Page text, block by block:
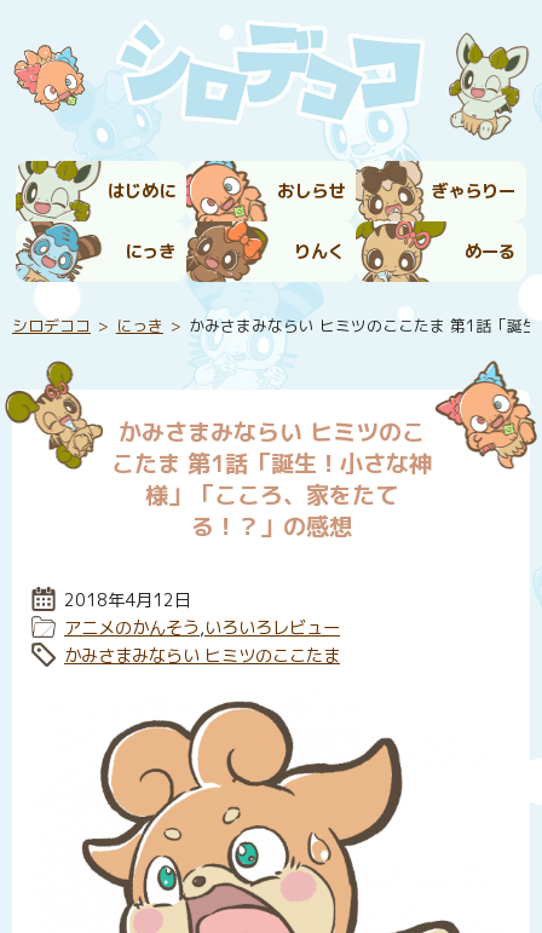
はじめに おしらせ ぎゃらりー
にっき りんく めーる
シロデココ にっき かみさまみならい ヒミツのここたま 第1話「誕
かみさまみならい ヒミツのこ
こたま 第1話「誕生！小さな神
様」「こころ、家をたて
る！？」の感想
投稿日:
2018年4月12日
カテゴリー:
アニメのかんそう,いろいろレビュー
タグ:
かみさまみならい ヒミツのここたま